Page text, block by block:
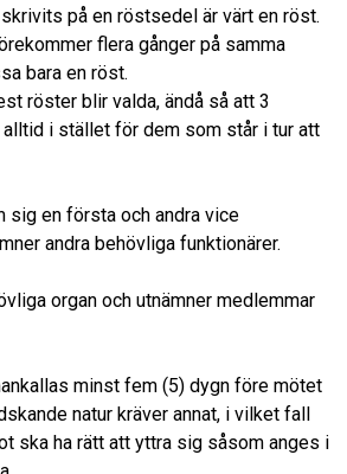
på en röstsedel är värt en röst.
flera gånger på samma
bara en röst.
röster blir valda, ändå så att 3
i stället för dem som står i tur att
sig en första och andra vice
andra behövliga funktionärer.
organ och utnämner medlemmar
minst fem (5) dygn före mötet
natur kräver annat, i vilket fall
ska ha rätt att yttra sig såsom anges i